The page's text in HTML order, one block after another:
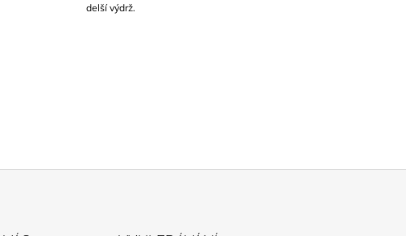
delší výdrž.